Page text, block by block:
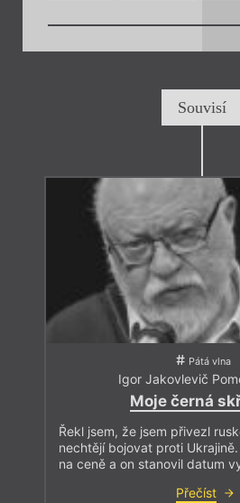
Souvisí
Pátá vlna
Igor Jakovlevič
Moje černá
Řekl jsem, že jsem přivezl
nechtějí bojovat proti
na ceně a on stanovil datum
Přečíst